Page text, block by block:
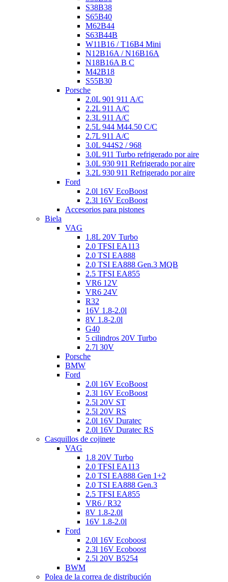
S38B38
S65B40
M62B44
S63B44B
W11B16 / T16B4 Mini
N12B16A / N16B16A
N18B16A B C
M42B18
S55B30
Porsche
2.0L 901 911 A/C
2.2L 911 A/C
2.3L 911 A/C
2.5L 944 M44.50 C/C
2.7L 911 A/C
3.0L 944S2 / 968
3.0L 911 Turbo refrigerado por aire
3.0L 930 911 Refrigerado por aire
3.2L 930 911 Refrigerado por aire
Ford
2.0l 16V EcoBoost
2.3l 16V EcoBoost
Accesorios para pistones
Biela
VAG
1.8L 20V Turbo
2.0 TFSI EA113
2.0 TSI EA888
2.0 TSI EA888 Gen.3 MQB
2.5 TFSI EA855
VR6 12V
VR6 24V
R32
16V 1.8-2.0l
8V 1.8-2.0l
G40
5 cilindros 20V Turbo
2.7l 30V
Porsche
BMW
Ford
2.0l 16V EcoBoost
2.3l 16V EcoBoost
2.5l 20V ST
2.5l 20V RS
2.0l 16V Duratec
2.0l 16V Duratec RS
Casquillos de cojinete
VAG
1.8 20V Turbo
2.0 TFSI EA113
2.0 TSI EA888 Gen 1+2
2.0 TSI EA888 Gen.3
2.5 TFSI EA855
VR6 / R32
8V 1.8-2.0l
16V 1.8-2.0l
Ford
2.0l 16V Ecoboost
2.3l 16V Ecoboost
2.5l 20V B5254
BWM
Polea de la correa de distribución